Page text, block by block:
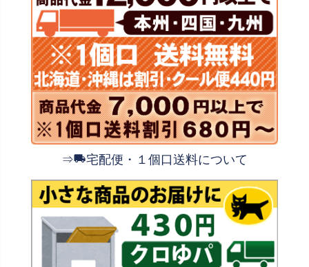
⇒ 宅配便・１個口送料について